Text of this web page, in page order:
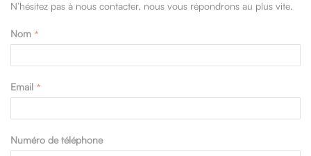
N’hésitez pas à nous contacter, nous vous répondrons au plus vite.
Nom
Email
Numéro de téléphone